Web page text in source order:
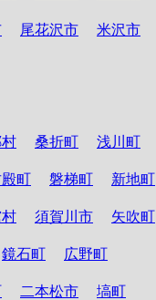
尾花沢市 米沢市
桑折町 浅川町
町 磐梯町 新地町
須賀川市 矢吹町
鏡石町 広野町
二本松市 塙町